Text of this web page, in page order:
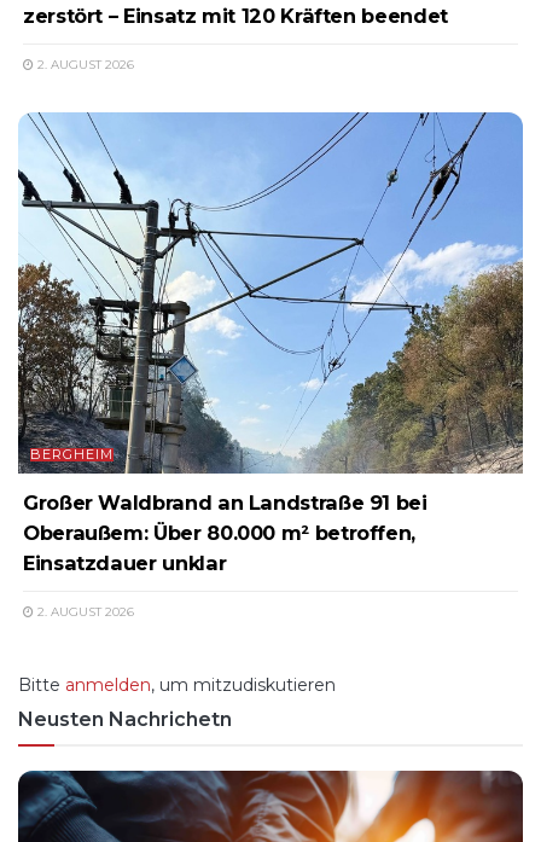
zerstört – Einsatz mit 120 Kräften beendet
2. AUGUST 2026
BERGHEIM
Großer Waldbrand an Landstraße 91 bei
Oberaußem: Über 80.000 m² betroffen,
Einsatzdauer unklar
2. AUGUST 2026
Bitte anmelden, um mitzudiskutieren
Neusten Nachrichetn